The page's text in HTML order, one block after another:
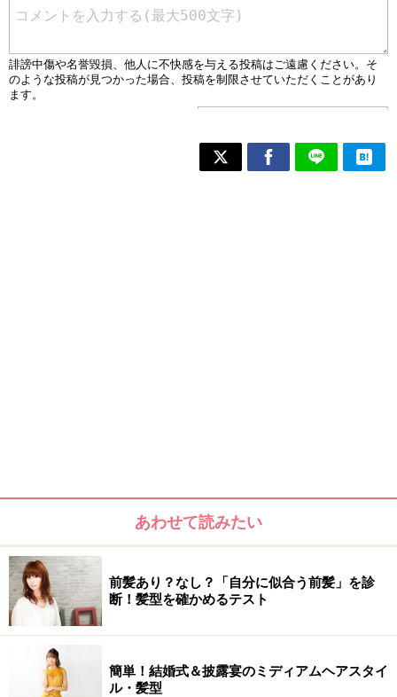
あわせて読みたい
前髪あり？なし？「自分に似合う前髪」を診
断！髪型を確かめるテスト
簡単！結婚式＆披露宴のミディアムヘアスタイ
ル・髪型